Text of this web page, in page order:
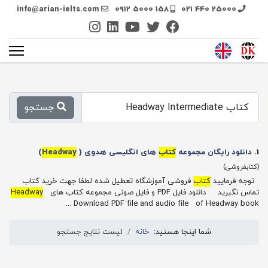
021 440 25000
0912 5000 158
info@arian-ielts.com
1. دانلود رایگان مجموعه کتاب های انگلیسی هدوی ( Headway
)
(کتابفروشی)
توجه فرمایید کتاب فروشی آموزشگاه تعطیل شده لطفا جهت خرید کتاب
تماس نگیرید دانلود فایل PDF و فایل صوتی مجموعه کتاب های
Headway
Download PDF file and audio file of Headway book ...
شما اینجا هستید: خانه لیست نتایج جستجو